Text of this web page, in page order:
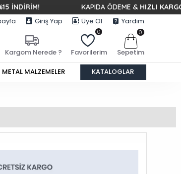
KAPIDA ÖDEME & HIZLI KARGO
Giriş Yap Üye Ol Yardım
Kargom Nerede ? Favorilerim
0
Sepetim
0
METAL MALZEMELER KATALOGLAR